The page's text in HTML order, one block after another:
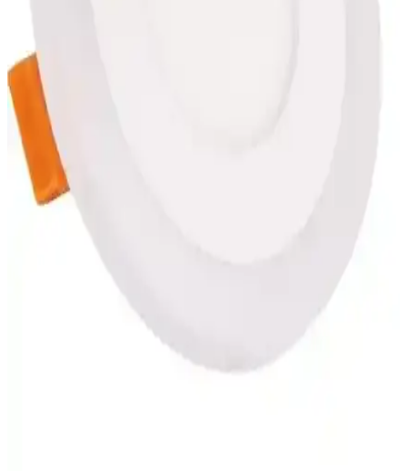
EVİMLED RGB LED Bluetooth kontrollü aydınlatma sistemi,
kablosuz kontrol ve çeşitli efektlerle iç mekanlara şıklık katıyor,
kullanıcı geri bildirimleri ve teknik özellikleriyle detaylı analiz.
Duskfall Cam Renkli Standlı Kupa Seti Modern ve
Şık Tasarımıyla Günlük Kullanım İçin Uygun
Duskfall cam kupa seti, dayanıklı cam ve canlı renkleriyle şık ve
kullanışlı bir tasarım sunar. Günlük kahve ve çay keyfi için ideal,
hijyenik ve kolay temizlenebilir özellikleriyle öne çıkar.
Pastel Kadife Dokulu Metalik Kırmızı Kırlent Yastık
Kılıfı Ev Dekorasyonuna Şıklık Katar
Pastel kadife dokulu metalik kırmızı kırlent yastık kılıfı, şıklık ve
konforu bir arada sunar. Yüksek kaliteli polyester malzeme,
dayanıklılık ve estetik sağlar, çeşitli dekorasyon tarzlarına uyum